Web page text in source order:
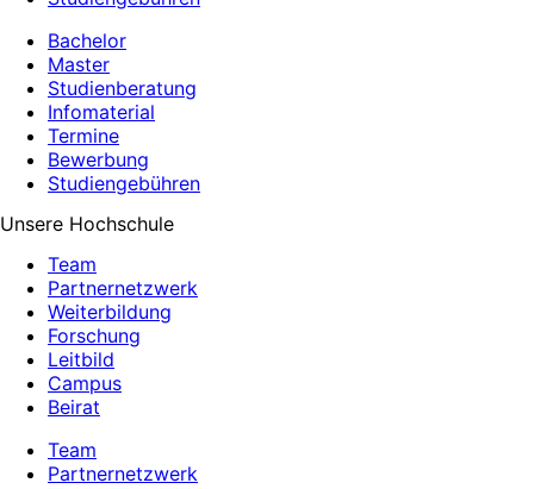
Bachelor
Master
Studienberatung
Infomaterial
Termine
Bewerbung
Studiengebühren
Unsere Hochschule
Team
Partnernetzwerk
Weiterbildung
Forschung
Leitbild
Campus
Beirat
Team
Partnernetzwerk